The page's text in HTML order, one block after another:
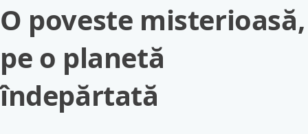
O poveste misterioasă,
pe o planetă
îndepărtată